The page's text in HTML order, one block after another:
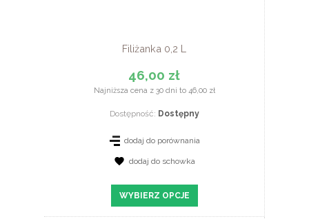
Filiżanka 0,2 L
46,00 zł
Najniższa cena z 30 dni to 46,00 zł
Dostępność: Dostępny
dodaj do porównania
dodaj do schowka
WYBIERZ OPCJE